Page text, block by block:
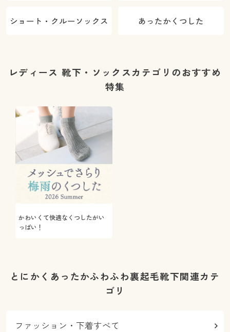
ショート・クルーソックス あったかくつした
レディース 靴下・ソックスカテゴリのおすすめ
特集
かわいくて快適なくつしたがい
っぱい！
とにかくあったかふわふわ裏起毛靴下関連カテ
ゴリ
ファッション・下着すべて